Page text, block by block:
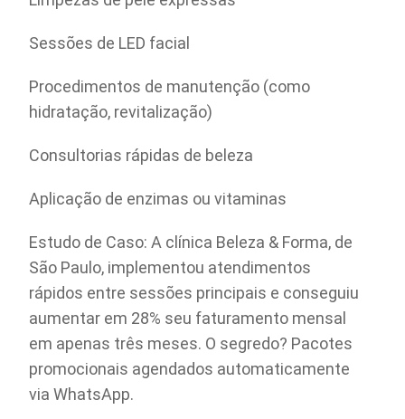
Sessões de LED facial
Procedimentos de manutenção (como
hidratação, revitalização)
Consultorias rápidas de beleza
Aplicação de enzimas ou vitaminas
Estudo de Caso: A clínica Beleza & Forma, de
São Paulo, implementou atendimentos
rápidos entre sessões principais e conseguiu
aumentar em 28% seu faturamento mensal
em apenas três meses. O segredo? Pacotes
promocionais agendados automaticamente
via WhatsApp.